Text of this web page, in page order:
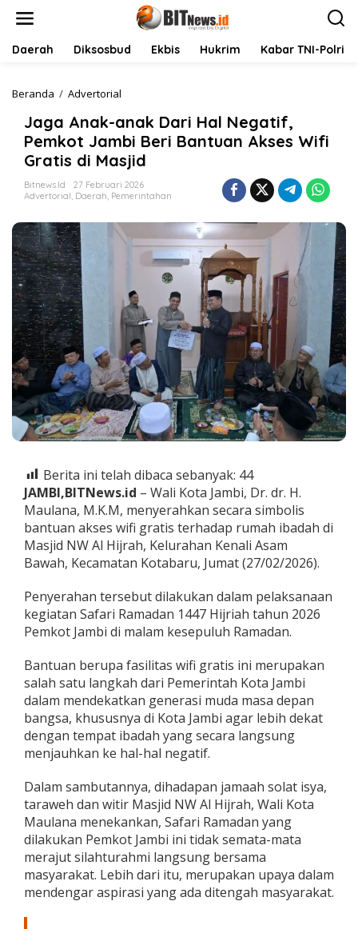
Daerah Diksosbud Ekbis Hukrim Kabar TNI-Polri
Beranda / Advertorial
g
a
A
n
a
k
a
n
r
a
l
N
e
g
a
t
f
,
P
e
m
k
o
t
a
m
b
e
r
i
B
a
n
t
a
n
A
k
s
e
s
i
Jaga Anak-anak Dari Hal Negatif,
Pemkot Jambi Beri Bantuan Akses Wifi
Gratis di Masjid
Bitnews.id
27 Februari 2026
Advertorial, Daerah, Pemerintahan
Berita ini telah dibaca sebanyak: 44
JAMBI,BITNews.id – Wali Kota Jambi, Dr. dr. H.
Maulana, M.K.M, menyerahkan secara simbolis
bantuan akses wifi gratis terhadap rumah ibadah di
Masjid NW Al Hijrah, Kelurahan Kenali Asam
Bawah, Kecamatan Kotabaru, Jumat (27/02/2026).
Penyerahan tersebut dilakukan dalam pelaksanaan
kegiatan Safari Ramadan 1447 Hijriah tahun 2026
Pemkot Jambi di malam kesepuluh Ramadan.
Bantuan berupa fasilitas wifi gratis ini merupakan
salah satu langkah dari Pemerintah Kota Jambi
dalam mendekatkan generasi muda masa depan
bangsa, khususnya di Kota Jambi agar lebih dekat
dengan tempat ibadah yang secara langsung
menjauhkan ke hal-hal negatif.
Dalam sambutannya, dihadapan jamaah solat isya,
taraweh dan witir Masjid NW Al Hijrah, Wali Kota
Maulana menekankan, Safari Ramadan yang
dilakukan Pemkot Jambi ini tidak semata-mata
merajut silahturahmi langsung bersama
masyarakat. Lebih dari itu, merupakan upaya dalam
mendengar aspirasi yang ada ditengah masyarakat.